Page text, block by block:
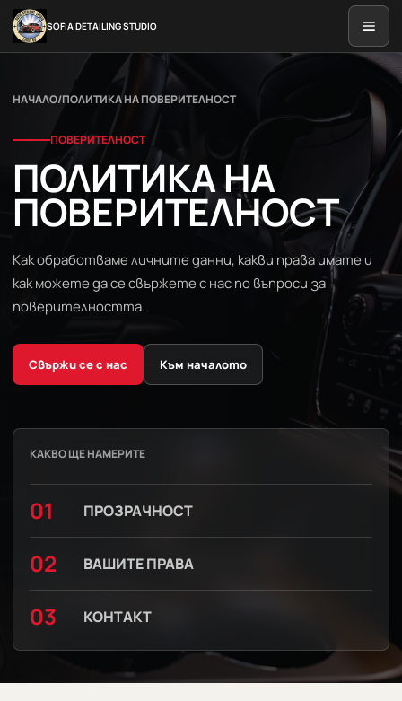
SOFIA DETAILING STUDIO
НАЧАЛО/ПОЛИТИКА НА ПОВЕРИТЕЛНОСТ
ПОВЕРИТЕЛНОСТ
ПОЛИТИКА НА
ПОВЕРИТЕЛНОСТ
Как обработваме личните данни, какви права имате и
как можете да се свържете с нас по въпроси за
поверителността.
Свържи се с нас Към началото
КАКВО ЩЕ НАМЕРИТЕ
01 ПРОЗРАЧНОСТ
02 ВАШИТЕ ПРАВА
03 КОНТАКТ